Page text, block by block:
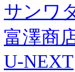
サンワ
富澤商
U-NEXT